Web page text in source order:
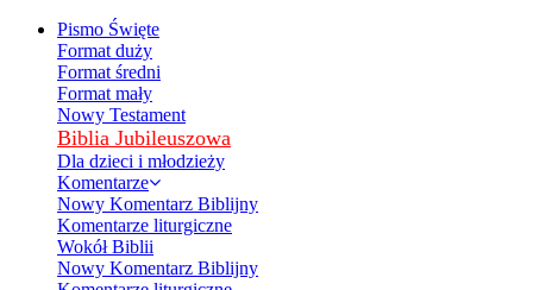
Pismo Święte
Format duży
Format średni
Format mały
Nowy Testament
Biblia Jubileuszowa
Dla dzieci i młodzieży
Komentarze
Nowy Komentarz Biblijny
Komentarze liturgiczne
Wokół Biblii
Nowy Komentarz Biblijny